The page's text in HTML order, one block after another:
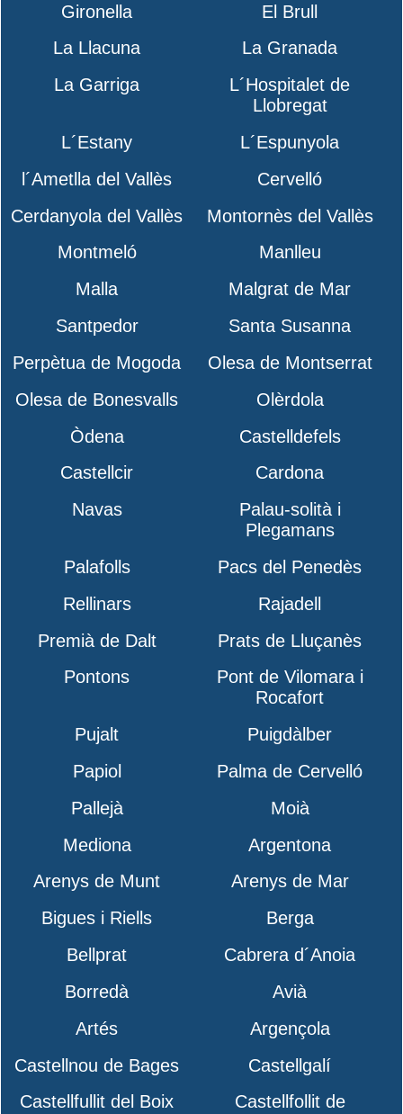
Gironella
El Brull
La Llacuna
La Granada
La Garriga
L´Hospitalet de
Llobregat
L´Estany
L´Espunyola
l´Ametlla del Vallès
Cervelló
Cerdanyola del Vallès
Montornès del Vallès
Montmeló
Manlleu
Malla
Malgrat de Mar
Santpedor
Santa Susanna
Perpètua de Mogoda
Olesa de Montserrat
Olesa de Bonesvalls
Olèrdola
Òdena
Castelldefels
Castellcir
Cardona
Navas
Palau-solità i
Plegamans
Palafolls
Pacs del Penedès
Rellinars
Rajadell
Premià de Dalt
Prats de Lluçanès
Pontons
Pont de Vilomara i
Rocafort
Pujalt
Puigdàlber
Papiol
Palma de Cervelló
Pallejà
Moià
Mediona
Argentona
Arenys de Munt
Arenys de Mar
Bigues i Riells
Berga
Bellprat
Cabrera d´Anoia
Borredà
Avià
Artés
Argençola
Castellnou de Bages
Castellgalí
Castellfullit del Boix
Castellfollit de